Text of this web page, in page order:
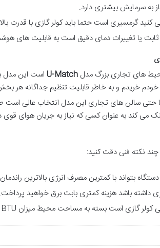
به سرمایش بیشتری دارد.
گرمسیری است حتما باید کولر گازی با قدرت
ثابت یا تغییرات دمای دقیق است به قابلیت های
های تجاری بزرگ مدلU-Match است این مدل
خریدم و به خاطر قابلیت تنظیم جداگانه هر
حتی سالن های تجاری این مدل انتخاب عالی
کند به عنوان کسی که نیاز به جریان هوای قوی
نکته فنی دقت کنید:
بتواند با کمترین مصرف انرژی بالاترین
داشته باشد هزینه کمتری بابت برق خواهید پرداخت.